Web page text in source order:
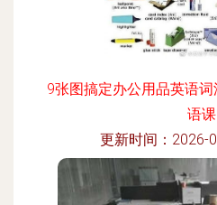
9张图搞定办公用品英语
语课
更新时间：2026-